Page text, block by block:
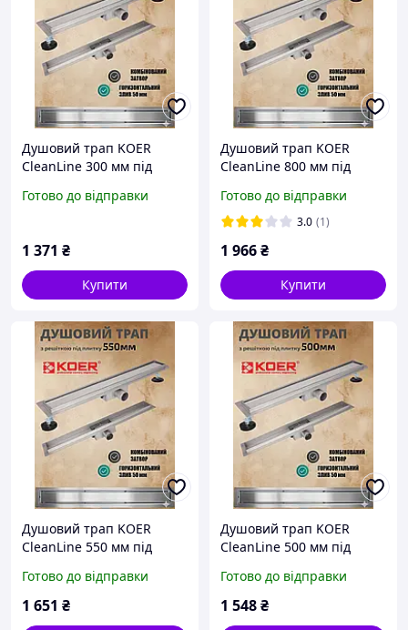
Душовий трап KOER
CleanLine 300 мм під
із нержавіючої сталі
Готово до відправки
1 371 ₴
Купити
Душовий трап KOER
CleanLine 800 мм під
із нержавіючої сталі
FD30-70x800 AC0701
Готово до відправки
3.0 (1)
1 966₴
Купити
Душовий трап KOER
CleanLine 550 мм під
із нержавіючої сталі
FD30-70x550 KR5228
Готово до відправки
1 651 ₴
Душовий трап KOER
CleanLine 500 мм під
із нержавіючої сталі
FD30-70x500 AC0698
Готово до відправки
1 548₴